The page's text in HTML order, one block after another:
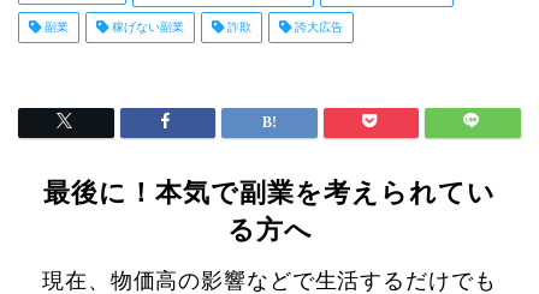
副業 稼げない副業 詐欺 誇大広告
最後に！本気で副業を考えられてい
る方へ
現在、物価高の影響などで生活するだけでも